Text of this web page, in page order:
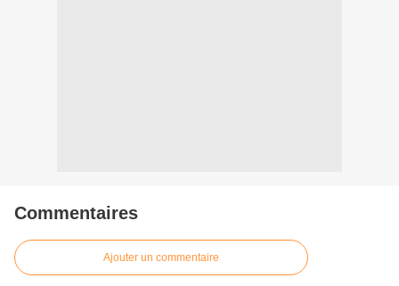
Commentaires
Ajouter un commentaire